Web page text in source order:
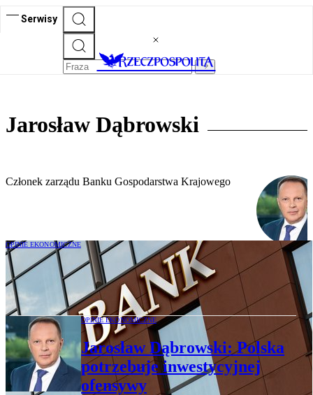
Serwisy
Jarosław Dąbrowski
Członek zarządu Banku Gospodarstwa Krajowego
OPINIE EKONOMICZNE
Jarosław Dąbrowski: Banki rozwoju w
erze innowacji
OPINIE EKONOMICZNE
Jarosław Dąbrowski: Polska
potrzebuje inwestycyjnej
ofensywy